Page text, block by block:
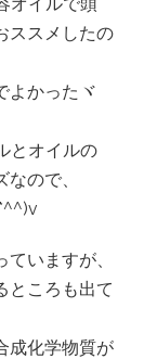
ススメしたの
よかったヾ
とオイルの
ので、
いますが、
ところも出て
成化学物質が